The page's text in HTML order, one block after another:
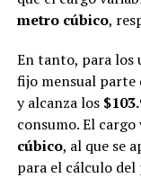
metro cúbico,
En tanto, para los
fijo mensual parte
y alcanza los
consumo. El
cúbico, al que se
para el cálculo